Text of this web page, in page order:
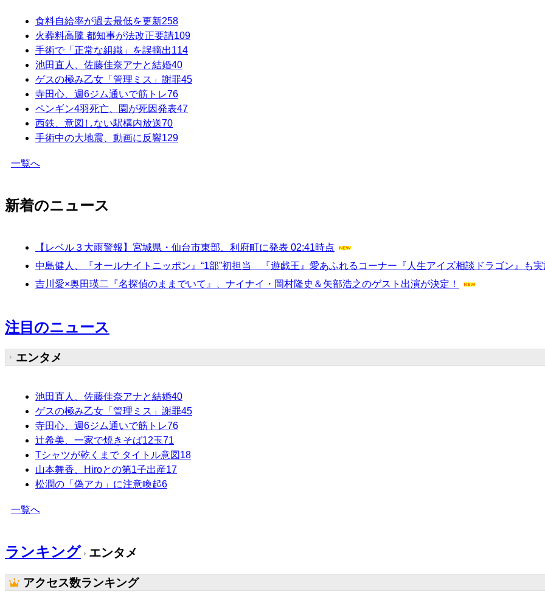
食料自給率が過去最低を更新258
火葬料高騰 都知事が法改正要請109
手術で「正常な組織」を誤摘出114
池田直人、佐藤佳奈アナと結婚40
ゲスの極み乙女「管理ミス」謝罪45
寺田心、週6ジム通いで筋トレ76
ペンギン4羽死亡、園が死因発表47
西鉄、意図しない駅構内放送70
手術中の大地震、動画に反響129
一覧へ
新着のニュース
【レベル３大雨警報】宮城県・仙台市東部、利府町に発表 02:41時点
中島健人、『オールナイトニッポン』“1部”初担当 『遊戯王』愛あふれるコーナー『人生アイズ相談ドラゴン』も実
吉川愛×奥田瑛二『名探偵のままでいて』、ナイナイ・岡村隆史＆矢部浩之のゲスト出演が決定！
注目のニュース
エンタメ
池田直人、佐藤佳奈アナと結婚40
ゲスの極み乙女「管理ミス」謝罪45
寺田心、週6ジム通いで筋トレ76
辻希美、一家で焼きそば12玉71
Tシャツが乾くまで タイトル意図 18
山本舞香、Hiroとの第1子出産17
松潤の「偽アカ」に注意喚起6
一覧へ
ランキング エンタメ
アクセス数ランキング